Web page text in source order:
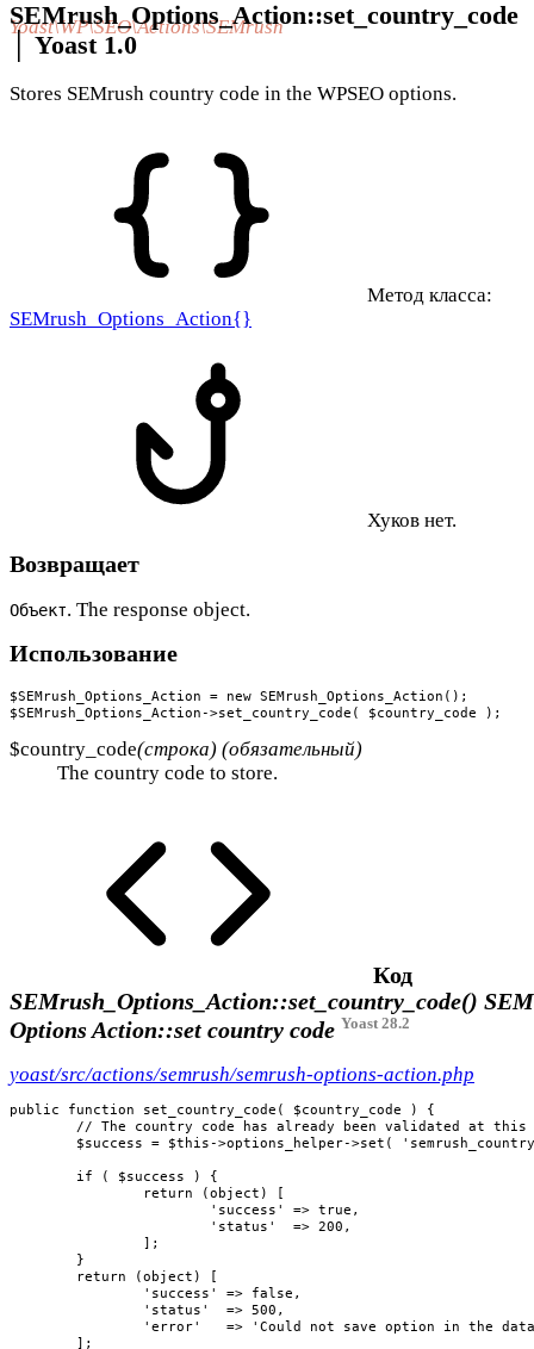
Yoast\WP\SEO\Actions\SEMrush
SEMrush_Options_Action::set_country_code
Yoast 1.0
Stores SEMrush country code in the WPSEO options.
Метод класса:
SEMrush_Options_Action{}
Хуков нет.
Возвращает
Объект. The response object.
Использование
$SEMrush_Options_Action = new SEMrush_Options_Action();
$SEMrush_Options_Action->set_country_code( $country_code );
$country_code(строка) (обязательный)
The country code to store.
Код
SEMrush_Options_Action::set_country_code()
Options Action::set country code Yoast 28.2
yoast/src/actions/semrush/semrush-options-action.php
public function set_country_code( $country_code ) {